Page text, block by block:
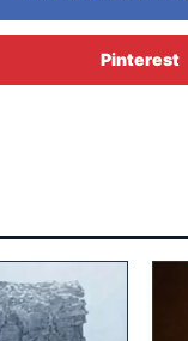
Pinterest